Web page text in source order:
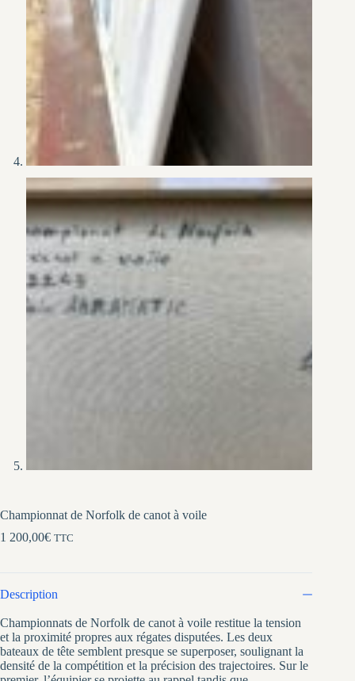
Championnat de Norfolk de canot à voile
1 200,00€ TTC
Description
Championnats de Norfolk de canot à voile restitue la tension
et la proximité propres aux régates disputées. Les deux
bateaux de tête semblent presque se superposer, soulignant la
densité de la compétition et la précision des trajectoires. Sur le